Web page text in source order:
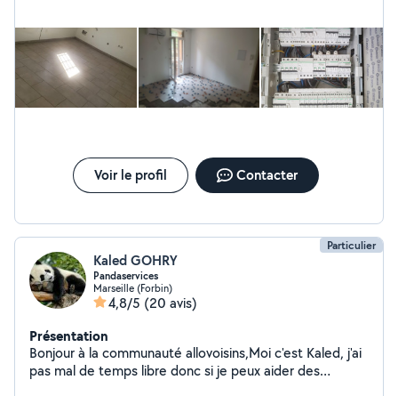
Voir le profil Contacter
Particulier
Kaled GOHRY
Pandaservices
Marseille (Forbin)
4,8/5 (20 avis)
Présentation
Bonjour à la communauté allovoisins,Moi c'est Kaled, j'ai
pas mal de temps libre donc si je peux aider des